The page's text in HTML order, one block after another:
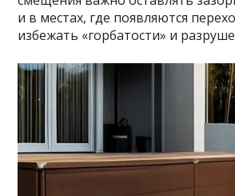
и в местах, где появляются
избежать «горбатости» и